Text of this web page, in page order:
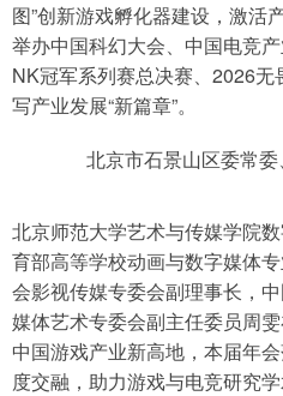
图”创新游戏孵化器建设，激活
举办中国科幻大会、中国电竞
NK冠军系列赛总决赛、2026
写产业发展“新篇章”。
北京市石景山区委常
北京师范大学艺术与传媒学院
育部高等学校动画与数字媒体
会影视传媒专委会副理事长，
媒体艺术专委会副主任委员周
中国游戏产业新高地，本届年
度交融，助力游戏与电竞研究